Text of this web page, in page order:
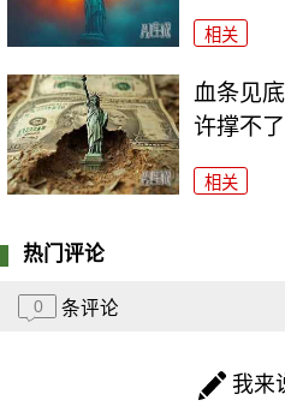
相关
血条见
许撑不
相关
热门评论
0 条评论
我来